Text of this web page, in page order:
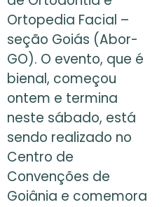
Ortopedia Facial –
seção Goiás (Abor-
GO). O evento, que é
bienal, começou
ontem e termina
neste sábado, está
sendo realizado no
Centro de
Convenções de
Goiânia e comemora